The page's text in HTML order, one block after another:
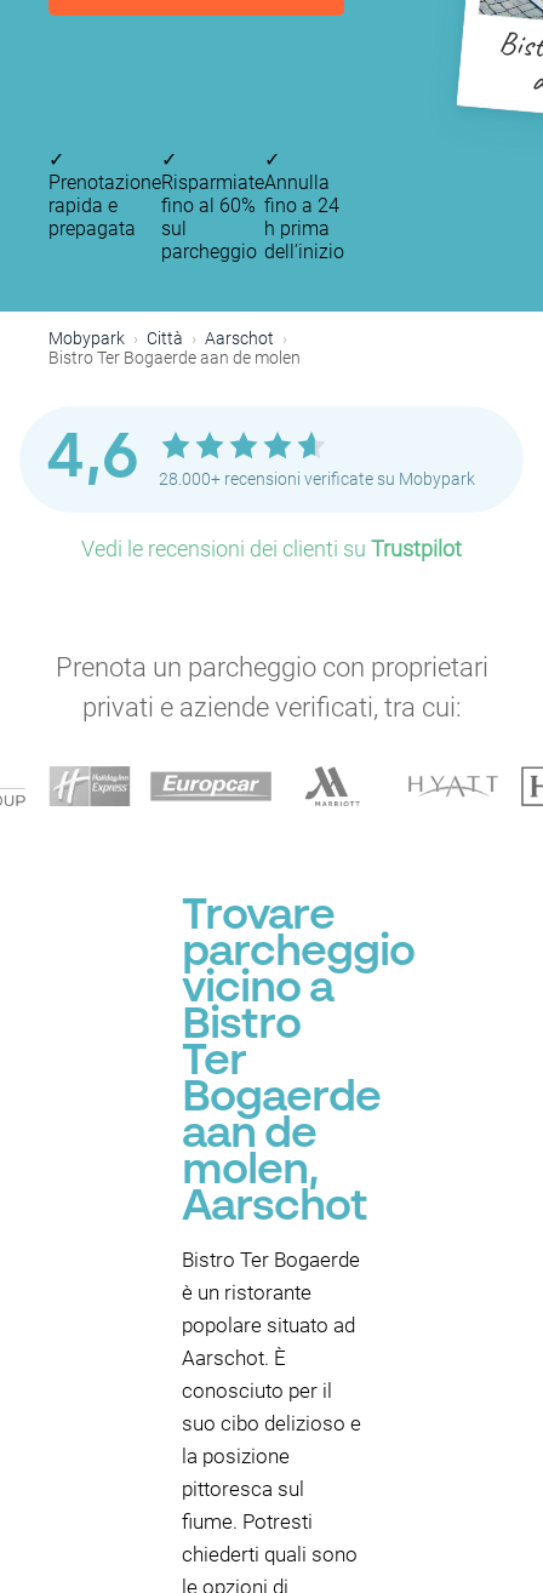
✓
Prenotazione
rapida e
prepagata
✓
Risparmiate
fino al 60%
sul
parcheggio
✓
Annulla
fino a 24
h prima
dell’inizio
Mobypark Città
Aarschot
Bistro Ter Bogaerde aan de molen
4,6 28.000+ recensioni verificate su Mobypark
Vedi le recensioni dei clienti su Trustpilot
Prenota un parcheggio con proprietari
privati e aziende verificati, tra cui:
Trovare
parcheggio
vicino a
Bistro
Ter
Bogaerde
aan de
molen,
Aarschot
Bistro Ter Bogaerde
è un ristorante
popolare situato ad
Aarschot. È
conosciuto per il
suo cibo delizioso e
la posizione
pittoresca sul
fiume. Potresti
chiederti quali sono
le opzioni di